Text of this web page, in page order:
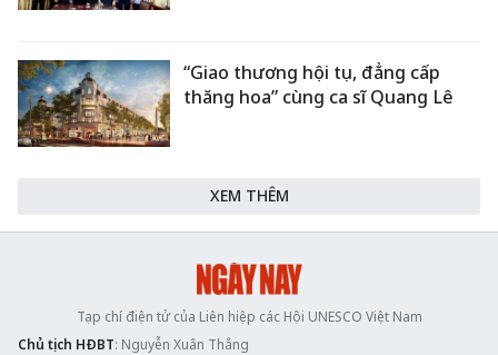
“Giao thương hội tụ, đẳng cấp
thăng hoa” cùng ca sĩ Quang Lê
XEM THÊM
Tạp chí điện tử của Liên hiệp các Hội UNESCO Việt Nam
Chủ tịch HĐBT: Nguyễn Xuân Thắng